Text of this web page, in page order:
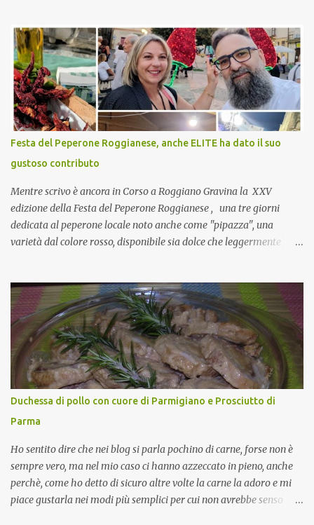
pranzo, racconta un po'! Perchè io avrò ospiti e cerco degli spunti...
Cuocapercaso : A dire il vero domenica prossima non preparo
nulla perché vado al Pranzo Aziendale di fine anno organizzato dai
mie capi! CoCo : Pranzo aziendale? Una bella idea! Cuocapercaso :
si, è un modo per riunirsi tutti a fine anno e tirare le somme…
naturalmente mangiando tutti insieme, con grande convivialità!
CoCo : è naturale il cibo, come sappiamo bene, funziona spesso da
collante e anche nel lavoro riesce a creare spesso l’ambiente
favorevole per molte belle opportunità, non trovi? Cuocapercaso :
Si, concordo! …addirittura si dice...
Festa del Peperone Roggianese, anche ELITE ha dato il suo
gustoso contributo
Mentre scrivo è ancora in Corso a Roggiano Gravina la XXV
edizione della Festa del Peperone Roggianese , una tre giorni
dedicata al peperone locale noto anche come "pipazza", una
varietà dal colore rosso, disponibile sia dolce che leggermente
(Pat) della Calabria. Un ingrediente versatile in cucina, utilizzato
fresco o essiccato in ricette della tradizione o in piatti innovativi.
Durante la prima serata dell'evento abbiamo avuto prova della
versatilità di questo ingrediente durante il "2° Concorso
Gastronomico di piatti a base di peperone Roggianese" ideato da
Gina Santagata , presidente dell'associazione Mongolfiera, che ha
visto coinvolte tante associazioni attive sul territorio che hanno
voluto partecipare presentando un loro piatto a base di peperone.
Da giurata del concorso insieme agli chef Francesco Luci e ...
Duchessa di pollo con cuore di Parmigiano e Prosciutto di
Parma
Ho sentito dire che nei blog si parla pochino di carne, forse non è
sempre vero, ma nel mio caso ci hanno azzeccato in pieno, anche
perchè, come ho detto di sicuro altre volte la carne la adoro e mi
piace gustarla nei modi più semplici per cui non avrebbe senso